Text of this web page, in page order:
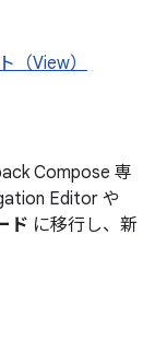
（View）
Compose 専
Editor や
ド に移行し、新